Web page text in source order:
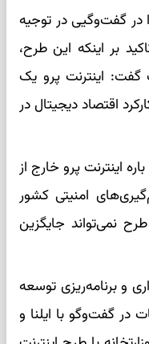
در گفت‌وگیی در توجیه
بر اینکه این طرح،
گفت: اینترنت پرو یک
اقتصاد دیجیتال در
اینترنت پرو خارج از
امنیتی کشور
نمی‌تواند جایگزین
و برنامه‌ریزی توسعه
در گفت‌وگو با ایلنا و